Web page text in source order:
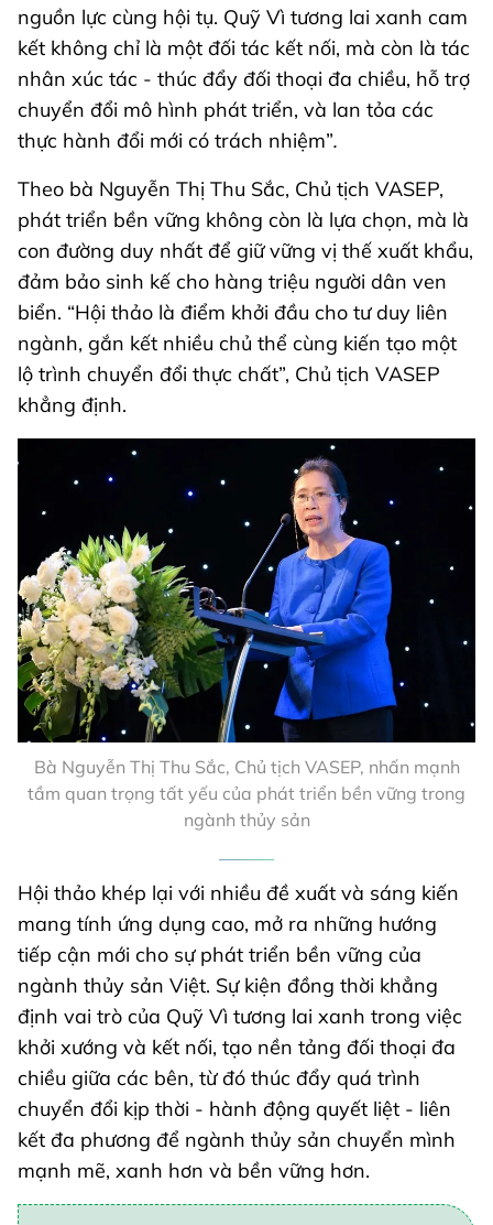
nguồn lực cùng hội tụ. Quỹ Vì tương lai xanh cam
kết không chỉ là một đối tác kết nối, mà còn là tác
nhân xúc tác - thúc đẩy đối thoại đa chiều, hỗ trợ
chuyển đổi mô hình phát triển, và lan tỏa các
thực hành đổi mới có trách nhiệm”.
Theo bà Nguyễn Thị Thu Sắc, Chủ tịch VASEP,
phát triển bền vững không còn là lựa chọn, mà là
con đường duy nhất để giữ vững vị thế xuất khẩu,
đảm bảo sinh kế cho hàng triệu người dân ven
biển. “Hội thảo là điểm khởi đầu cho tư duy liên
ngành, gắn kết nhiều chủ thể cùng kiến tạo một
lộ trình chuyển đổi thực chất”, Chủ tịch VASEP
khẳng định.
Bà Nguyễn Thị Thu Sắc, Chủ tịch VASEP, nhấn mạnh
tầm quan trọng tất yếu của phát triển bền vững trong
ngành thủy sản
Hội thảo khép lại với nhiều đề xuất và sáng kiến
mang tính ứng dụng cao, mở ra những hướng
tiếp cận mới cho sự phát triển bền vững của
ngành thủy sản Việt. Sự kiện đồng thời khẳng
định vai trò của Quỹ Vì tương lai xanh trong việc
khởi xướng và kết nối, tạo nền tảng đối thoại đa
chiều giữa các bên, từ đó thúc đẩy quá trình
chuyển đổi kịp thời - hành động quyết liệt - liên
kết đa phương để ngành thủy sản chuyển mình
mạnh mẽ, xanh hơn và bền vững hơn.